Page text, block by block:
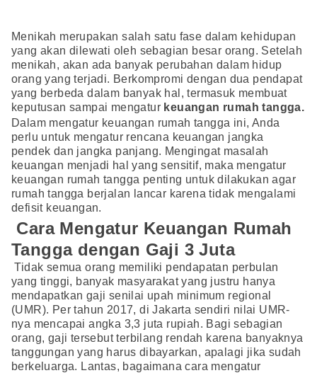
Menikah merupakan salah satu fase dalam kehidupan
yang akan dilewati oleh sebagian besar orang. Setelah
menikah, akan ada banyak perubahan dalam hidup
orang yang terjadi. Berkompromi dengan dua pendapat
yang berbeda dalam banyak hal, termasuk membuat
keputusan sampai mengatur keuangan rumah tangga.
Dalam mengatur keuangan rumah tangga ini, Anda
perlu untuk mengatur rencana keuangan jangka
pendek dan jangka panjang. Mengingat masalah
keuangan menjadi hal yang sensitif, maka mengatur
keuangan rumah tangga penting untuk dilakukan agar
rumah tangga berjalan lancar karena tidak mengalami
defisit keuangan.
Cara Mengatur Keuangan Rumah
Tangga dengan Gaji 3 Juta
Tidak semua orang memiliki pendapatan perbulan
yang tinggi, banyak masyarakat yang justru hanya
mendapatkan gaji senilai upah minimum regional
(UMR). Per tahun 2017, di Jakarta sendiri nilai UMR-
nya mencapai angka 3,3 juta rupiah. Bagi sebagian
orang, gaji tersebut terbilang rendah karena banyaknya
tanggungan yang harus dibayarkan, apalagi jika sudah
berkeluarga. Lantas, bagaimana cara mengatur